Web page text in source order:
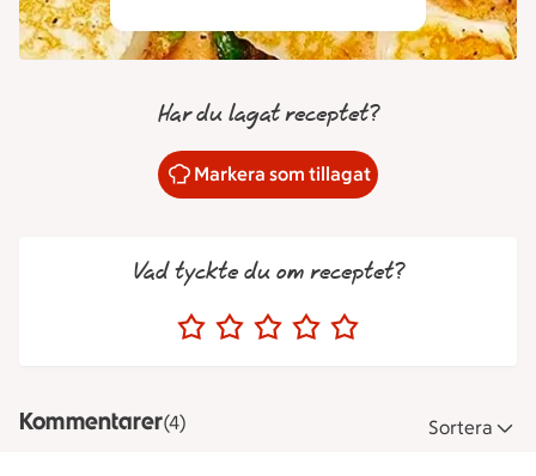
Har du lagat receptet?
Markera som tillagat
Vad tyckte du om receptet?
Kommentarer(4) Sortera